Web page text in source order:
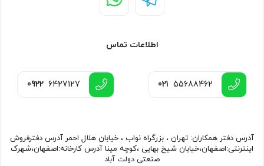
اطلاعات تماس
021 55688462
0922 6427127
آدرس دفتر همکاران: تهران ، بزرگراه نواب ، خیابان هلال احمر آدرس دفترفروش
اینترنتی:اصفهان،خیابان شیخ بهایی ،کوچه مینا آدرس کارخانه:اصفهان،شهرک
صنعتی دولت آباد